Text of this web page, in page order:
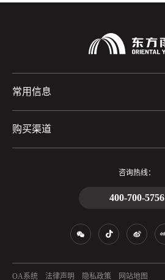
常用信息
购买渠道
咨询热线：
400-700-5756
OA系统 法律声明 隐私政策 网站地图